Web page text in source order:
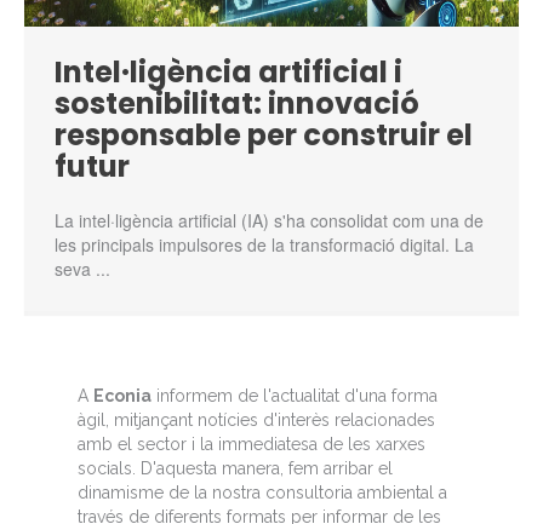
Intel·ligència artificial i
sostenibilitat: innovació
responsable per construir el
futur
La intel·ligència artificial (IA) s'ha consolidat com una de
les principals impulsores de la transformació digital. La
seva ...
A Econia informem de l'actualitat d'una forma
àgil, mitjançant notícies d'interès relacionades
amb el sector i la immediatesa de les xarxes
socials. D'aquesta manera, fem arribar el
dinamisme de la nostra consultoria ambiental a
través de diferents formats per informar de les